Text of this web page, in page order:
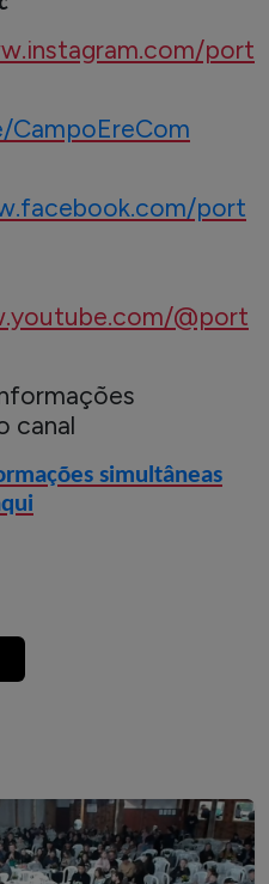
port
port
@port
canal
simultâneas